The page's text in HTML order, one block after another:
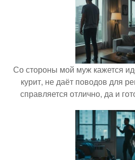
Со стороны мой муж кажется
курит, не даёт поводов для
справляется отлично, да и